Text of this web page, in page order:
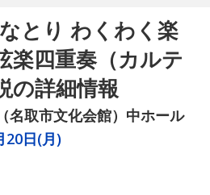
とり わくわく楽
四重奏（カルテ
の詳細情報
名取市文化会館）中ホール
20日(月)